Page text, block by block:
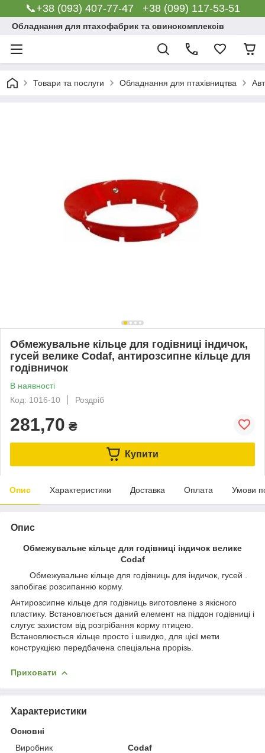
📞+38 (093) 407-77-47 +38 (099) 117-53-51
Обладнання для птахофабрик та свинокомплексів
Товари та послуги Обладнання для птахівництва
Обмежувальне кільце для годівниці індичок,
гусей велике Codaf, антирозсипне кільце для
годівничок
В наявності
Код: 1016-10
Роздріб
281,70 ₴
Купити
Опис Характеристики Доставка Оплата Умови
Опис
Обмежувальне кільце для годівниці індичок велике
Codaf
Обмежувальне кільце для годівниць для індичок, гусей .
запобігає розсипанню корму.
Антирозсипне кільце для годівниць виготовлене з якісного
пластику. Встановлюється даний елемент на піддон годівниці і
слугує захистом від розгрібання корму птицею.
Встановлюється кільце просто і швидко, для цієї мети
конструкцією передбачена спеціальна прорізь.
Приховати
Характеристики
Основні
Виробник
Codaf